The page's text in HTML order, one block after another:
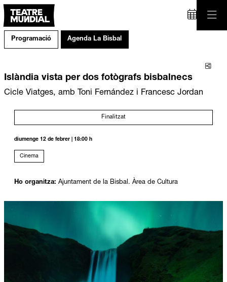
Programació Agenda La Bisbal
Islàndia vista per dos fotògrafs bisbalnecs
Cicle Viatges, amb Toni Fernández i Francesc Jordan
Finalitzat
diumenge 12 de febrer 18:00 h
Cinema
Ho organitza: Ajuntament de la Bisbal. Àrea de Cultura